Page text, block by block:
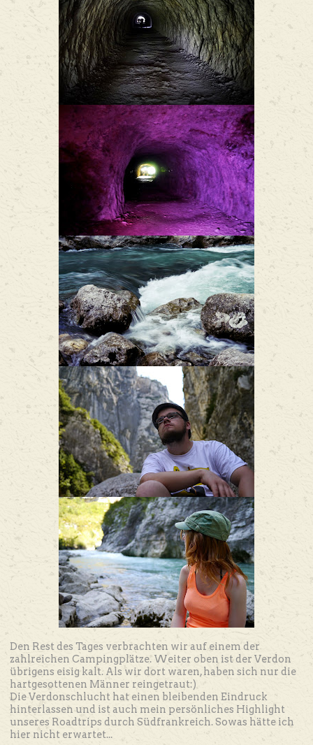
Den Rest des Tages verbrachten wir auf einem der
zahlreichen Campingplätze. Weiter oben ist der Verdon
übrigens eisig kalt. Als wir dort waren, haben sich nur die
hartgesottenen Männer reingetraut:)
Die Verdonschlucht hat einen bleibenden Eindruck
hinterlassen und ist auch mein persönliches Highlight
unseres Roadtrips durch Südfrankreich. Sowas hätte ich
hier nicht erwartet...